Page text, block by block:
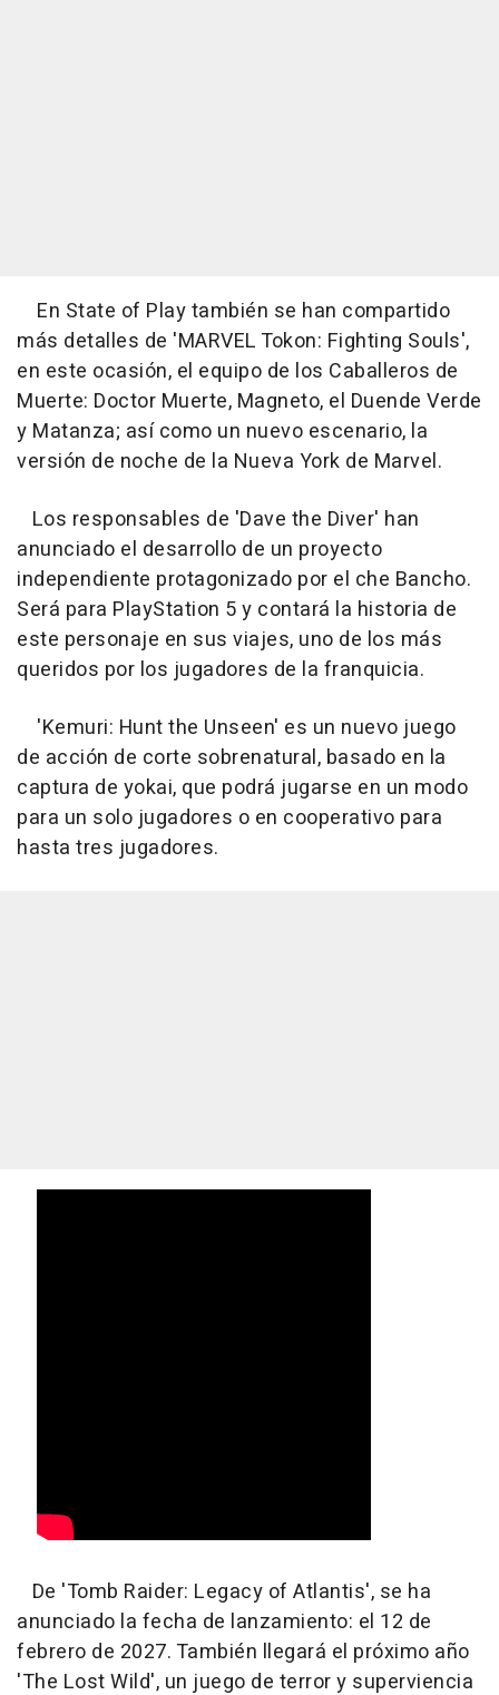
En State of Play también se han compartido
más detalles de 'MARVEL Tokon: Fighting Souls',
en este ocasión, el equipo de los Caballeros de
Muerte: Doctor Muerte, Magneto, el Duende Verde
y Matanza; así como un nuevo escenario, la
versión de noche de la Nueva York de Marvel.
Los responsables de 'Dave the Diver' han
anunciado el desarrollo de un proyecto
independiente protagonizado por el che Bancho.
Será para PlayStation 5 y contará la historia de
este personaje en sus viajes, uno de los más
queridos por los jugadores de la franquicia.
'Kemuri: Hunt the Unseen' es un nuevo juego
de acción de corte sobrenatural, basado en la
captura de yokai, que podrá jugarse en un modo
para un solo jugadores o en cooperativo para
hasta tres jugadores.
De 'Tomb Raider: Legacy of Atlantis', se ha
anunciado la fecha de lanzamiento: el 12 de
febrero de 2027. También llegará el próximo año
'The Lost Wild', un juego de terror y superviencia